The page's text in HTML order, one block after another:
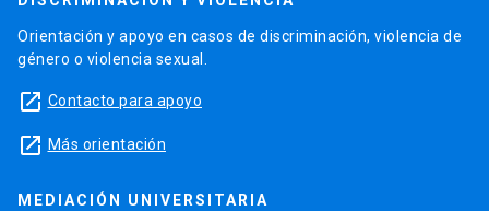
Orientación y apoyo en casos de discriminación, violencia de
género o violencia sexual.
launch Contacto para apoyo
launch Más orientación
MEDIACIÓN UNIVERSITARIA